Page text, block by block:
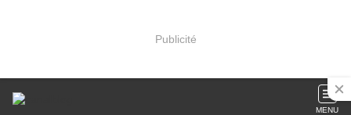
Publicité
MENU